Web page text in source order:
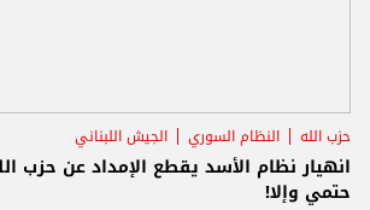
حزب الله النظام السوري الجيش اللبناني
انهيار نظام الأسد يقطع الإمداد عن حزب
حتمي وإلا!